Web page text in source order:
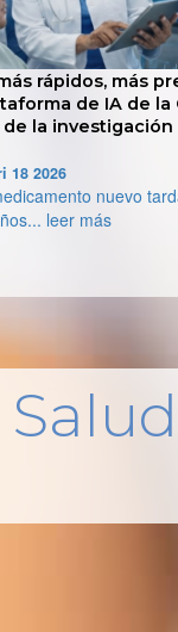
rápidos, más
de IA de la
la
18 2026
nuevo
leer más